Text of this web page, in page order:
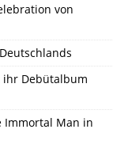
von
ihr Debütalbum
Immortal Man in